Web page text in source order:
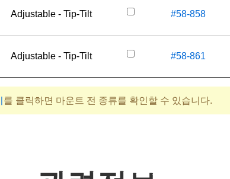
Adjustable - Tip-Tilt #58-858
Adjustable - Tip-Tilt #58-861
를 클릭하면 마운트 전 종류를 확인할 수 있습니다.